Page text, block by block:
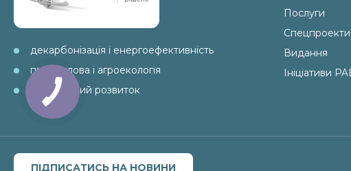
декарбонізація і енергоефективність
промислова і агроекологія
ESG і сталий розвиток
Послуги
Спецпроекти
Видання
Ініціативи
ПІДПИСАТИСЬ НА НОВИНИ